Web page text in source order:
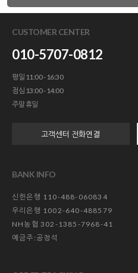
CUSTOMER CENTER
010-5707-0812
평일 11:00 - 16:30
점심 13:00 - 14:00
주말 휴일
고객센터 전화연결
BANK INFO
신한은행 110-488-060834
우리은행 1002-640-488579
NH농협 302-1385-7968-41
예금주:공정석